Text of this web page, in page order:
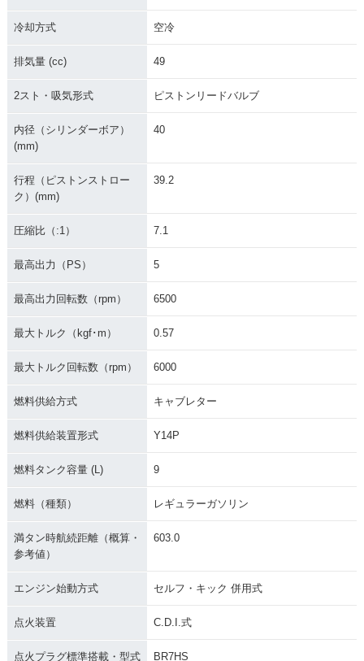
冷却方式 空冷
排気量 (cc) 49
2スト・吸気形式 ピストンリードバルブ
内径（シリンダーボア）
(mm)
40
行程（ピストンストロー
ク）(mm)
39.2
圧縮比（:1） 7.1
最高出力（PS） 5
最高出力回転数（rpm） 6500
最大トルク（kgf･m） 0.57
最大トルク回転数（rpm） 6000
燃料供給方式 キャブレター
燃料供給装置形式 Y14P
燃料タンク容量 (L) 9
燃料（種類） レギュラーガソリン
満タン時航続距離（概算・
参考値）
603.0
エンジン始動方式 セルフ・キック 併用式
点火装置 C.D.I.式
点火プラグ標準搭載・型式 BR7HS